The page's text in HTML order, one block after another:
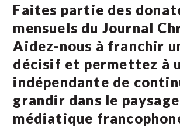
Faites partie des
mensuels du Journal
Aidez-nous à franchir
décisif et permettez à
indépendante de
grandir dans le paysage
médiatique